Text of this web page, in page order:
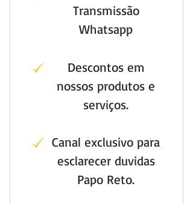
Transmissão
Whatsapp
Descontos em
nossos produtos e
serviços.
Canal exclusivo para
esclarecer duvidas
Papo Reto.